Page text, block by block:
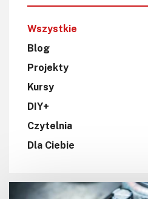
Wszystkie
Blog
Projekty
Kursy
DIY+
Czytelnia
Dla Ciebie